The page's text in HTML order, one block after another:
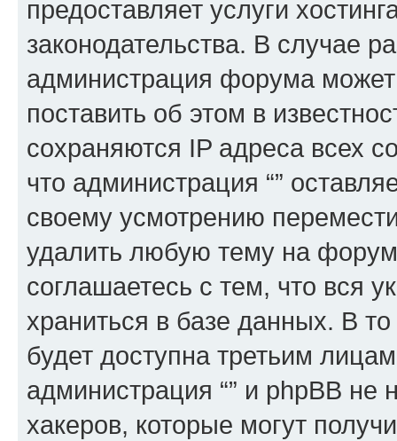
предоставляет услуги
законодательства. В случае
администрация форума
поставить об этом в
сохраняются IP адреса всех
что администрация “”
своему усмотрению
удалить любую тему на
соглашаетесь с тем, что вся
храниться в базе данных. В
будет доступна третьим
администрация “” и phpBB не
хакеров, которые могут